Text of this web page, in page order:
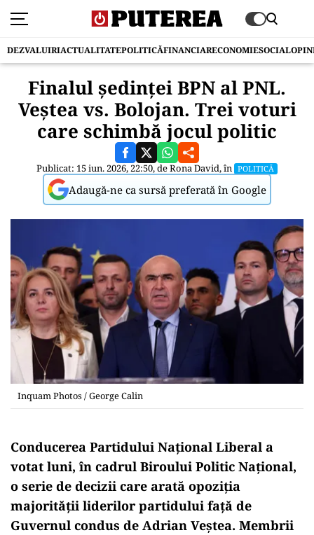
DEZVALUIRIACTUALITATEPOLITICĂFINANCIARECONOMIESOCIAL
Finalul ședinței BPN al PNL.
Veștea vs. Bolojan. Trei voturi
care schimbă jocul politic
Publicat: 15 iun. 2026, 22:50, deRona David, în POLITICĂ
Adaugă-ne ca sursă preferată în Google
Inquam Photos / George Calin
Conducerea Partidului Național Liberal a
votat luni, în cadrul Biroului Politic Național,
o serie de decizii care arată opoziția
majorității liderilor partidului față de
Guvernul condus de Adrian Veștea. Membrii